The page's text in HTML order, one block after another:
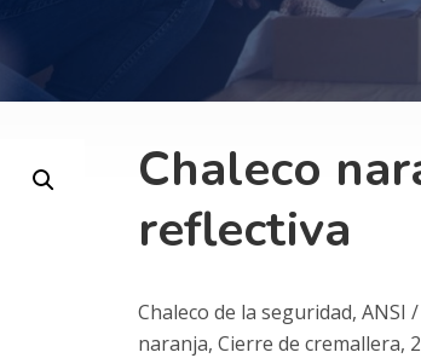
Chaleco
reflectiva
Chaleco de la seguridad, ANSI
naranja, Cierre de cremallera,